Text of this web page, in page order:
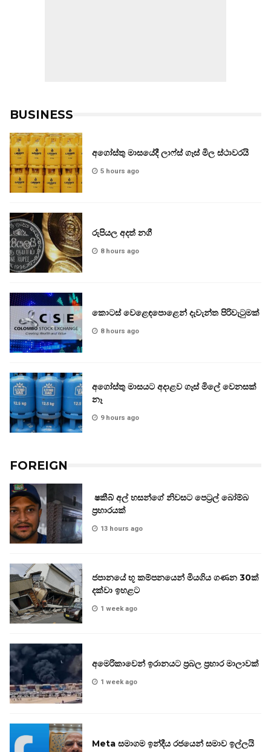
BUSINESS
අගෝස්තු මාසයේදී ලාෆ්ස් ගෑස් මිල ස්ථාවරයි
5 hours ago
රුපියල අදත් නගී
8 hours ago
කොටස් වෙළෙඳපොළෙන් දැවැන්ත පිරිවැටුමක්
8 hours ago
අගෝස්තු මාසයට අදාළව ගෑස් මිලේ වෙනසක්
නෑ
9 hours ago
FOREIGN
ෂකීබ් අල් හසන්ගේ නිවසට පෙට්‍රල් බෝම්බ
ප්‍රහාරයක්
13 hours ago
ජපානයේ භූ කම්පනයෙන් මියගිය ගණන 30ක්
දක්වා ඉහළට
1 week ago
අමෙරිකාවෙන් ඉරානයට ප්‍රබල ප්‍රහාර මාලාවක්
1 week ago
Meta සමාගම ඉන්දීය රජයෙන් සමාව ඉල්ලයි